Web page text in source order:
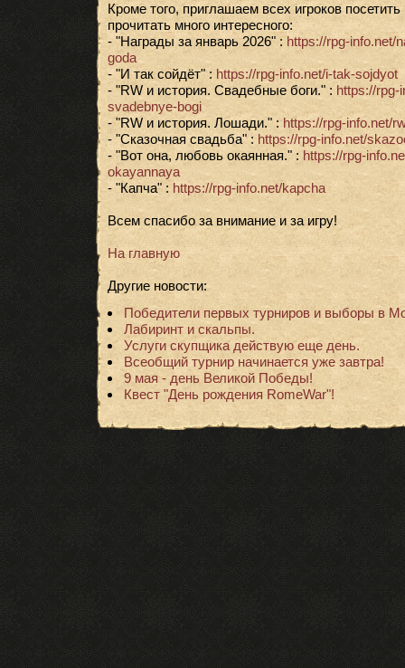
Кроме того, приглашаем всех игроков
прочитать много интересного:
- "Награды за январь 2026" : https://rpg-info.net/
goda
- "И так сойдёт" : https://rpg-info.net/i-tak-sojdyot
- "RW и история. Свадебные боги." : https://rpg-
svadebnye-bogi
- "RW и история. Лошади." : https://rpg-info.net/
- "Сказочная свадьба" : https://rpg-info.net/
- "Вот она, любовь окаянная." : https://rpg-
okayannaya
- "Капча" : https://rpg-info.net/kapcha
Всем спасибо за внимание и за игру!
На главную
Другие новости:
Победители первых турниров и выборы в
Лабиринт и скальпы.
Услуги скупщика действую еще день.
Всеобщий турнир начинается уже завтра!
9 мая - день Великой Победы!
Квест "День рождения RomeWar"!